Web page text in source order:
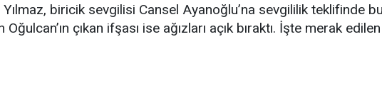
biricik sevgilisi Cansel Ayanoğlu’na sevgililik teklifinde
çıkan ifşası ise ağızları açık bıraktı. İşte merak